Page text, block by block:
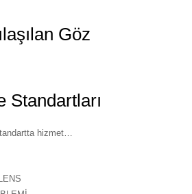
Göz
Standartları
hizmet…